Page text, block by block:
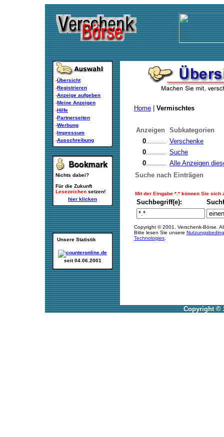
-Übersicht
-Registrieren
-Anzeige aufgeben
-Meine Anzeigen
-Hilfe
-Partnerseiten
-Werbung
-Impressum
-Ausschreibung
Nichts dabei?
Für die Zukunft
Lesezeichen setzen!
hier klicken
Unsere Statistik
seit 04.06.2001
Home Vermischtes
Anzeigen
Subkategorien
0.......... Verschenke
0.......... Suche
0.......... Alle Anzeigen
Suche nach Einträgen
Mit der Eingabe *.* können Sie sich
Suchbegriff(e):
Copyright © 2001. Verschenk-Börse.
Bitte lesen Sie unsere
Technologies
Copyright ©